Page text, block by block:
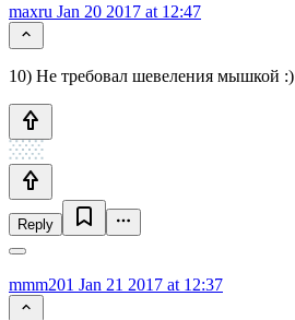
maxru Jan 20 2017 at 12:47
10) Не требовал шевеления мышкой :)
Reply
mmm201 Jan 21 2017 at 12:37